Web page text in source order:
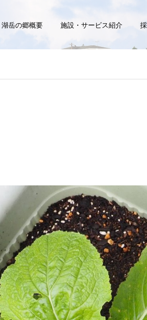
湖岳の郷概要 施設・サービス紹介